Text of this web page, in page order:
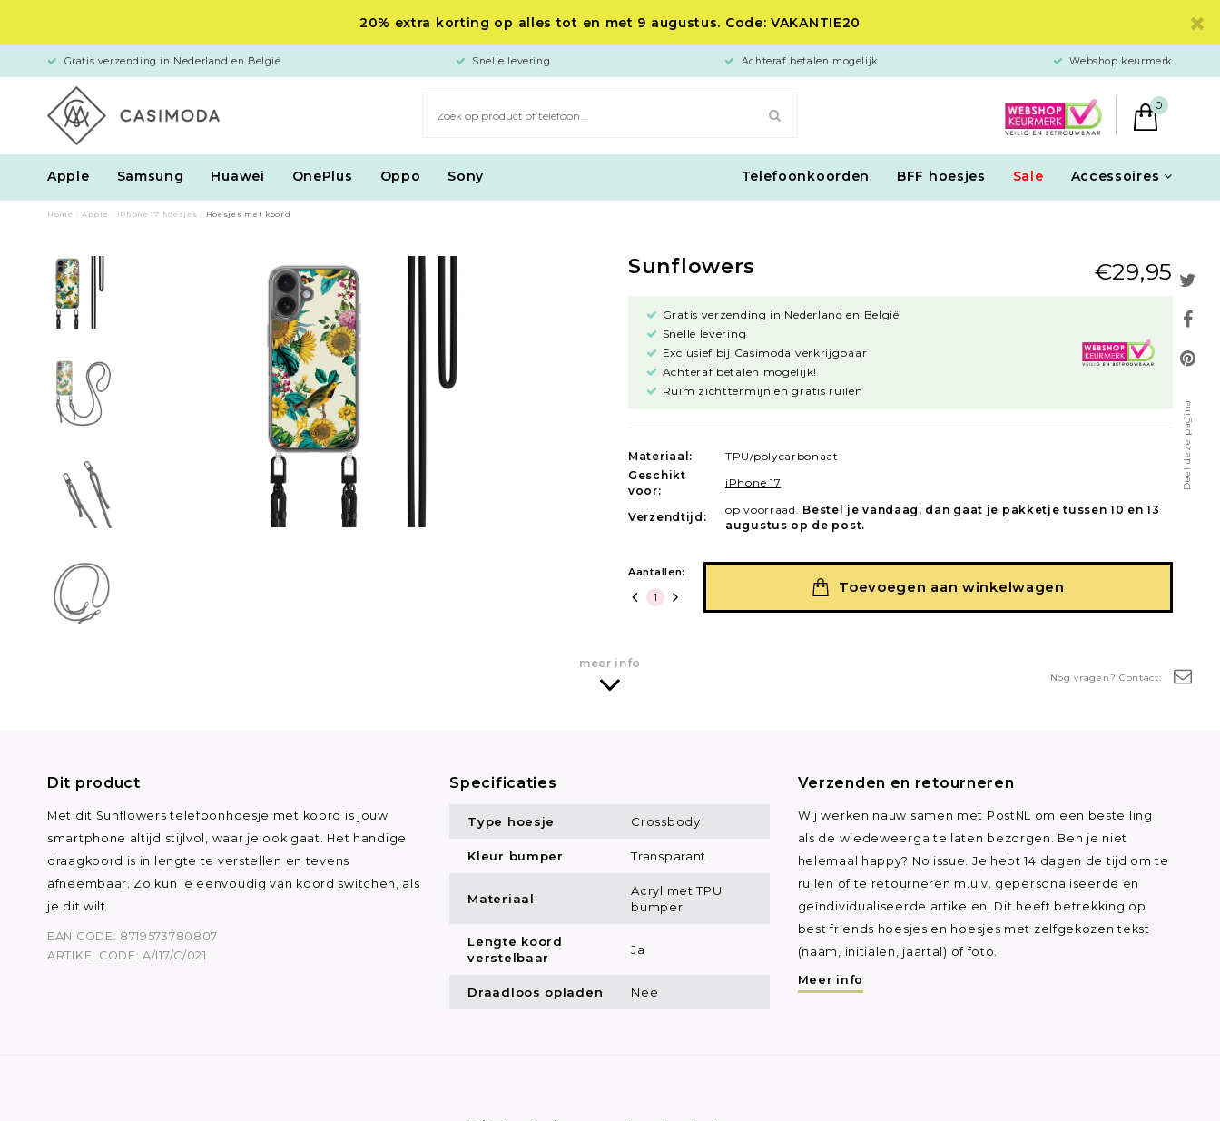
20% extra korting op alles tot en met 9 augustus. Code: VAKANTIE20
Gratis verzending in Nederland en België Snelle levering Achteraf betalen mogelijk Webshop keurmerk
0
Apple Samsung Huawei OnePlus Oppo Sony Telefoonkoorden BFF hoesjes Sale Accessoires
Deel deze pagina
Nog vragen? Contact:
Home Apple iPhone 17 hoesjes Hoesjes met koord
Sunflowers €29,95
Gratis verzending in Nederland en België
Snelle levering
Exclusief bij Casimoda verkrijgbaar
Achteraf betalen mogelijk!
Ruim zichttermijn en gratis ruilen
Materiaal:
TPU/polycarbonaat
Geschikt
voor:
iPhone 17
Verzendtijd:
op voorraad. Bestel je vandaag, dan gaat je pakketje tussen 10 en 13
augustus op de post.
Aantallen:
Toevoegen aan winkelwagen
meer info
Dit product
Met dit Sunflowers telefoonhoesje met koord is jouw
smartphone altijd stijlvol, waar je ook gaat. Het handige
draagkoord is in lengte te verstellen en tevens
afneembaar. Zo kun je eenvoudig van koord switchen, als
je dit wilt.
EAN CODE: 8719573780807
ARTIKELCODE: A/I17/C/021
Specificaties
Type hoesje Crossbody
Kleur bumper Transparant
Materiaal
Acryl met TPU
bumper
Lengte koord
verstelbaar
Ja
Draadloos opladen Nee
Verzenden en retourneren
Wij werken nauw samen met PostNL om een bestelling
als de wiedeweerga te laten bezorgen. Ben je niet
helemaal happy? No issue. Je hebt 14 dagen de tijd om te
ruilen of te retourneren m.u.v. gepersonaliseerde en
geïndividualiseerde artikelen. Dit heeft betrekking op
best friends hoesjes en hoesjes met zelfgekozen tekst
(naam, initialen, jaartal) of foto.
Meer info